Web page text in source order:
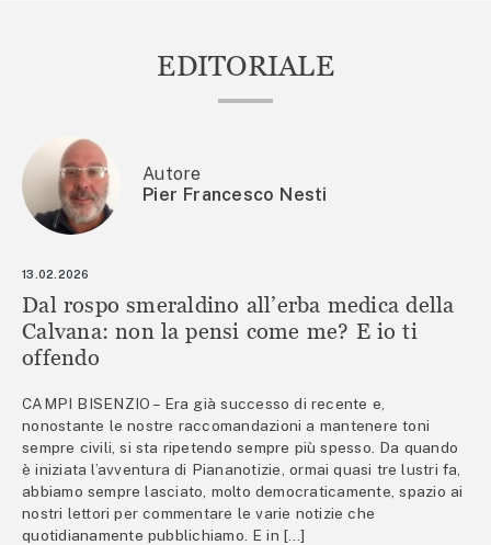
EDITORIALE
Autore
Pier Francesco Nesti
13.02.2026
Dal rospo smeraldino all’erba medica della
Calvana: non la pensi come me? E io ti
offendo
CAMPI BISENZIO – Era già successo di recente e,
nonostante le nostre raccomandazioni a mantenere toni
sempre civili, si sta ripetendo sempre più spesso. Da quando
è iniziata l’avventura di Piananotizie, ormai quasi tre lustri fa,
abbiamo sempre lasciato, molto democraticamente, spazio ai
nostri lettori per commentare le varie notizie che
quotidianamente pubblichiamo. E in […]